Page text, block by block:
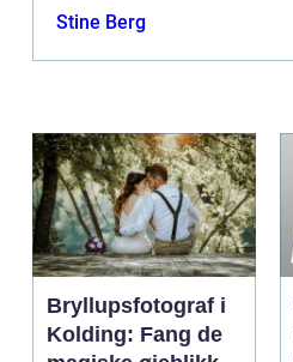
Stine Berg
Bryllupsfotograf i
Kolding: Fang de